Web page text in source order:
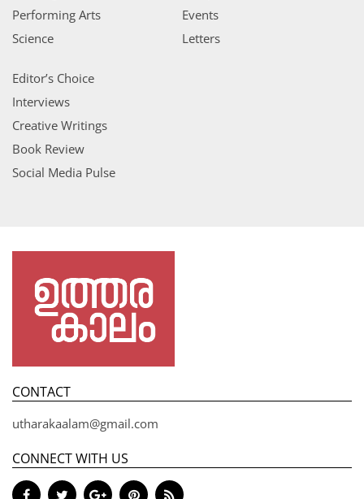
Performing Arts
Science
Events
Letters
Editor’s Choice
Interviews
Creative Writings
Book Review
Social Media Pulse
CONTACT
utharakaalam@gmail.com
CONNECT WITH US